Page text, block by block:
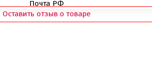
Почта РФ
Оставить отзыв о товаре